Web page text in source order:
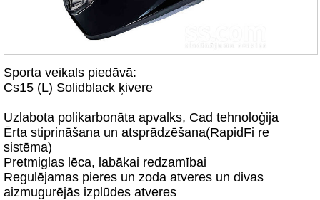
Sporta veikals piedāvā:
Cs15 (L) Solidblack ķivere
Uzlabota polikarbonāta apvalks, Cad tehnoloģija
Ērta stiprināšana un atsprādzēšana(RapidFi re
sistēma)
Pretmiglas lēca, labākai redzamībai
Regulējamas pieres un zoda atveres un divas
aizmugurējās izplūdes atveres